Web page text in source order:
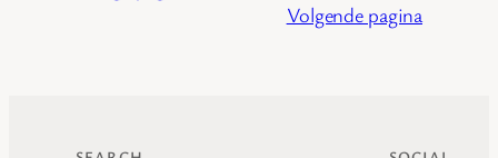
Volgende pagina